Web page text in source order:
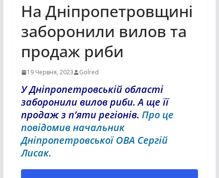
На Дніпропетровщині
заборонили вилов та
продаж риби
19 Червня, 2023 Golred
У Дніпропетровській області
заборонили вилов риби. А ще її
продаж з п’яти регіонів. Про це
повідомив начальник
Дніпропетровської ОВА Сергій
Лисак.